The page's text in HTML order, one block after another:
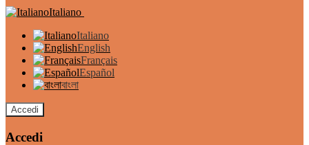
Italiano
Italiano
English
Français
Español
বাংলা
Accedi
Accedi